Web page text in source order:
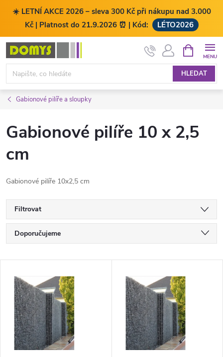
☀️ LETNÍ AKCE 2026 – sleva 300 Kč při nákupu nad 3.000
Kč | Platnost do 21.9.2026 ⏰ | Kód:
LÉTO2026
Přejít
obsah
HLEDAT
NÁKUPNÍ
KOŠÍK
Gabionové pilíře a sloupky
Gabionové pilíře 10 x 2,5
cm
Gabionové pilíře 10x2,5 cm
Filtrovat
Ř
a
z
e
n
Doporučujeme
Nejprodávanější
Abecedně
V
ý
p